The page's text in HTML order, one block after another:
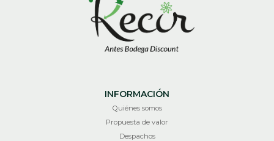
INFORMACIÓN
Quiénes somos
Propuesta de valor
Despachos